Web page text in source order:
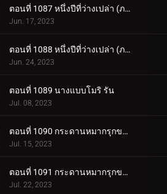
ตอนที่ 1087 หนึ่งปีที่ว่างเปล่า (ภาคแรก)
Jun. 17, 2023
ตอนที่ 1088 หนึ่งปีที่ว่างเปล่า (ภาคจบ)
Jun. 24, 2023
ตอนที่ 1089 นางแบบโมริ รัน
Jul. 08, 2023
ตอนที่ 1090 กระดานหมากรุกของไทโค เมจิน (ภาคหมากแรก)
Jul. 15, 2023
ตอนที่ 1091 กระดานหมากรุกของไทโค เมจิน (ภาคหมากชั้นเลิศ)
Jul. 22, 2023